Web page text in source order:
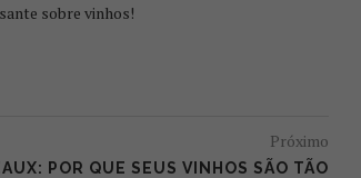
sobre vinhos!
Próximo
POR QUE SEUS VINHOS SÃO TÃO